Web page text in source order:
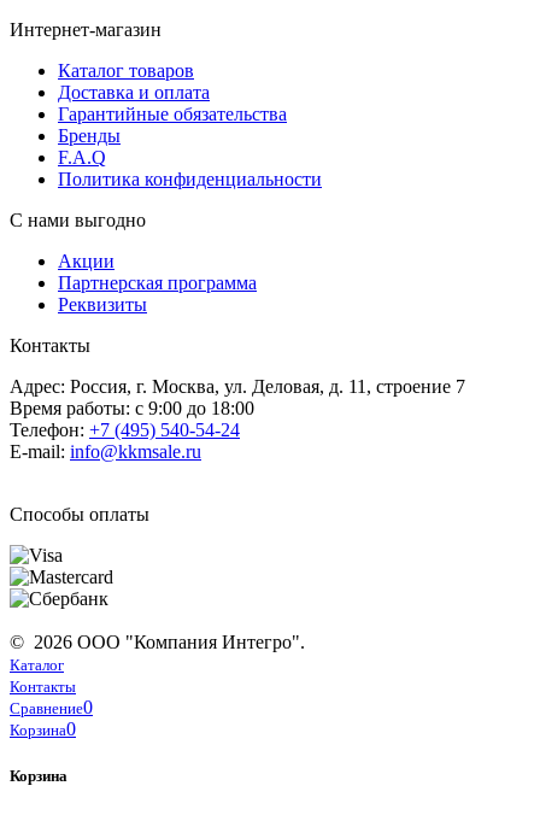
Интернет-магазин
Каталог товаров
Доставка и оплата
Гарантийные обязательства
Бренды
F.A.Q
Политика конфиденциальности
С нами выгодно
Акции
Партнерская программа
Реквизиты
Контакты
Адрес: Россия, г. Москва, ул. Деловая, д. 11, строение 7
Время работы: с 9:00 до 18:00
Телефон: +7 (495) 540-54-24
E-mail: info@kkmsale.ru
Способы оплаты
© 2026 ООО "Компания Интегро".
Каталог
Контакты
Сравнение0
Корзина0
Корзина